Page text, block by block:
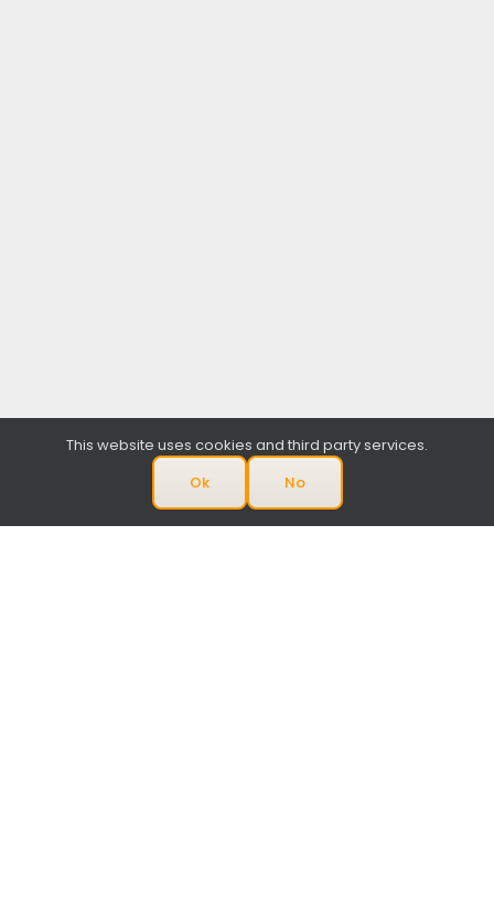
This website uses cookies and third party services.
Ok
No